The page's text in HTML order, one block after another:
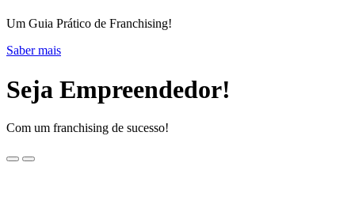
Um Guia Prático de Franchising!
Saber mais
Seja Empreendedor!
Com um franchising de sucesso!